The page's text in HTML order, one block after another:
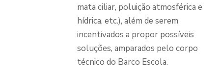
mata ciliar, poluição atmosférica e
hídrica, etc.), além de serem
incentivados a propor possíveis
soluções, amparados pelo corpo
técnico do Barco Escola.